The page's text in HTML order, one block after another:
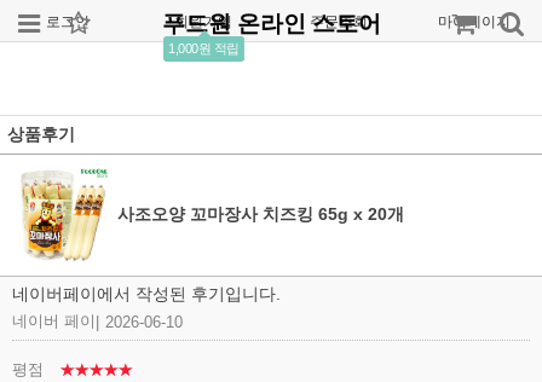
로그인 회원가입
1,000원 적립
주문조회 마이페이지
푸드원 온라인 스토어
상품후기
사조오양 꼬마장사 치즈킹 65g x 20개
네이버페이에서 작성된 후기입니다.
네이버 페이 2026-06-10
평점 ★★★★★